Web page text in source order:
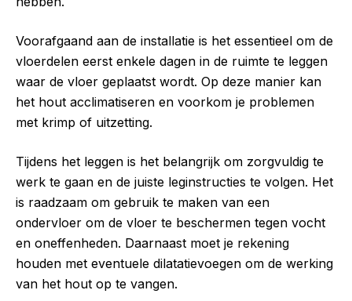
Voorafgaand aan de installatie is het essentieel om de
vloerdelen eerst enkele dagen in de ruimte te leggen
waar de vloer geplaatst wordt. Op deze manier kan
het hout acclimatiseren en voorkom je problemen
met krimp of uitzetting.
Tijdens het leggen is het belangrijk om zorgvuldig te
werk te gaan en de juiste leginstructies te volgen. Het
is raadzaam om gebruik te maken van een
ondervloer om de vloer te beschermen tegen vocht
en oneffenheden. Daarnaast moet je rekening
houden met eventuele dilatatievoegen om de werking
van het hout op te vangen.